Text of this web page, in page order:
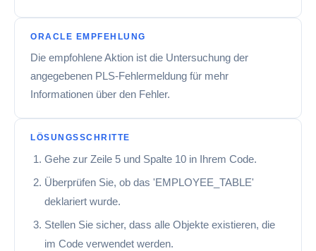
ORACLE EMPFEHLUNG
Die empfohlene Aktion ist die Untersuchung der
angegebenen PLS-Fehlermeldung für mehr
Informationen über den Fehler.
LÖSUNGSSCHRITTE
Gehe zur Zeile 5 und Spalte 10 in Ihrem Code.
Überprüfen Sie, ob das 'EMPLOYEE_TABLE'
deklariert wurde.
Stellen Sie sicher, dass alle Objekte existieren, die
im Code verwendet werden.